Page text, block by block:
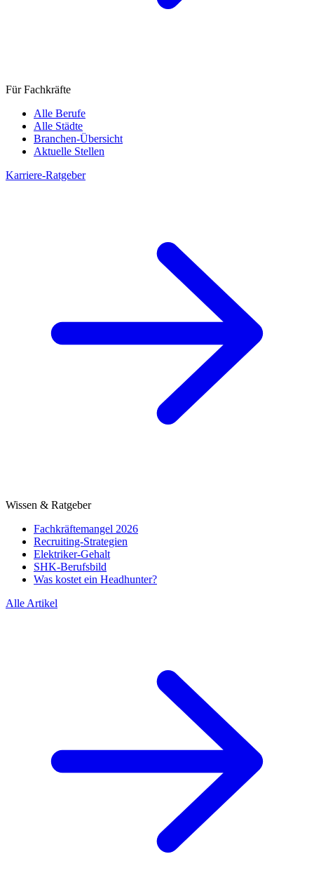
Für Fachkräfte
Alle Berufe
Alle Städte
Branchen-Übersicht
Aktuelle Stellen
Karriere-Ratgeber
Wissen & Ratgeber
Fachkräftemangel 2026
Recruiting-Strategien
Elektriker-Gehalt
SHK-Berufsbild
Was kostet ein Headhunter?
Alle Artikel